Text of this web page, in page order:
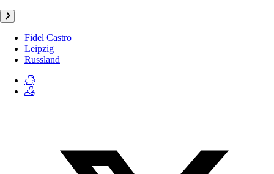
Fidel Castro
Leipzig
Russland